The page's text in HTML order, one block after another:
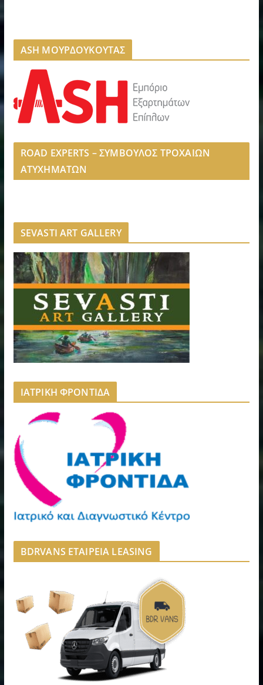
ASH ΜΟΥΡΔΟΥΚΟΥΤΑΣ
ROAD EXPERTS – ΣΥΜΒΟΥΛΟΣ ΤΡΟΧΑΙΩΝ
ΑΤΥΧΗΜΑΤΩΝ
SEVASTI ART GALLERY
ΙΑΤΡΙΚΗ ΦΡΟΝΤΙΔΑ
BDRVANS ΕΤΑΙΡΕΙΑ LEASING